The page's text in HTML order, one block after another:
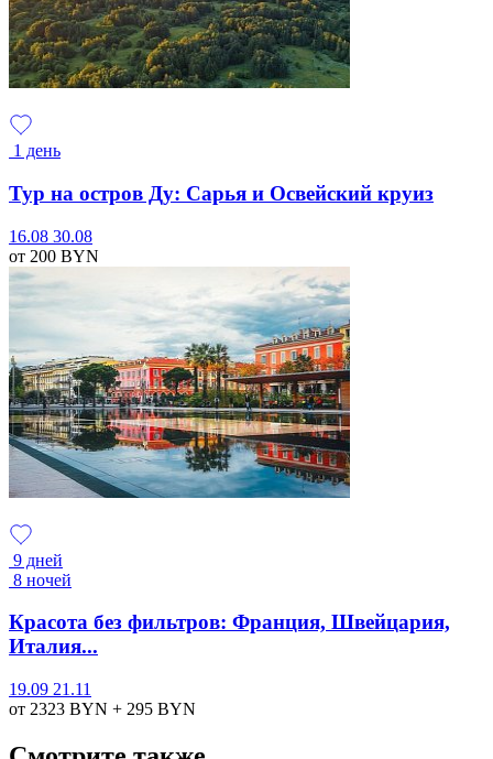
1 день
Тур на остров Ду: Сарья и Освейский круиз
16.08 30.08
от 200 BYN
9 дней
8 ночей
Красота без фильтров: Франция, Швейцария,
Италия...
19.09 21.11
от 2323 BYN + 295 BYN